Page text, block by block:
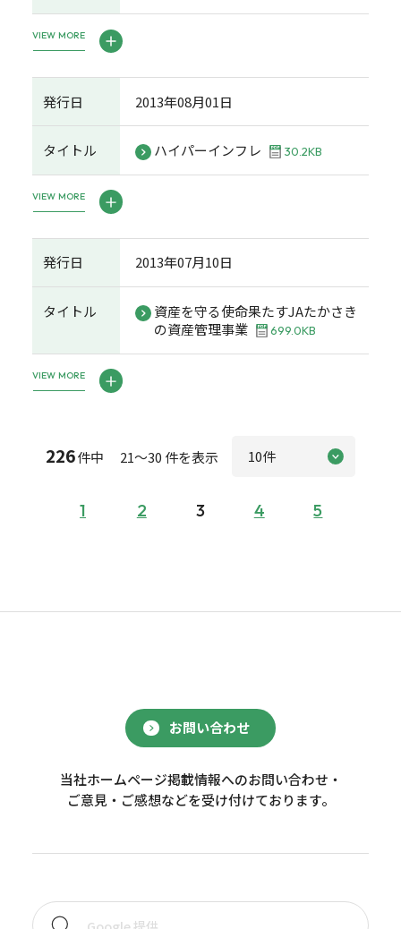
VIEW MORE
発行日 2013年08月01日
タイトル ハイパーインフレ 30.2KB
VIEW MORE
発行日 2013年07月10日
タイトル
資産を守る使命果たすJAたかさき
の資産管理事業
699.0KB
VIEW MORE
226件中 21～30 件を表示
1 2 3 4 5
お問い合わせ
当社ホームページ掲載情報へのお問い合わせ・
ご意見・ご感想などを受け付けております。